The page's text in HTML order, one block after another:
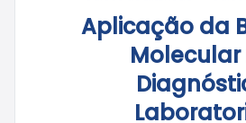
Aplicação da
Molecular